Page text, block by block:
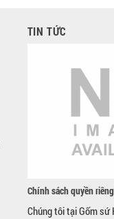
TIN TỨC
Chính sách quyền
Chúng tôi tại Gốm sứ